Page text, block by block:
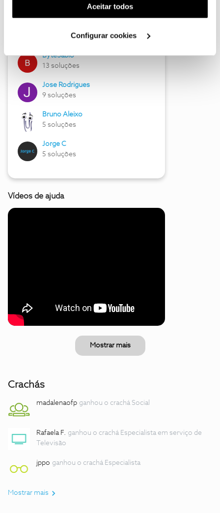
(cookies de publicidade personalizada). Pode gerir a
utilização dos cookies clicando em "Configurar
Aceitar todos
Configurar cookies
Hall of Fame de julho
17 soluções
ByteSábio
13 soluções
Jose Rodrigues
9 soluções
Bruno Aleixo
5 soluções
Jorge C
5 soluções
Vídeos de ajuda
Mostrar mais
Crachás
madalenaofp ganhou o crachá Social
Rafaela F. ganhou o crachá Especialista em serviço de
Televisão
jppo ganhou o crachá Especialista
Mostrar mais